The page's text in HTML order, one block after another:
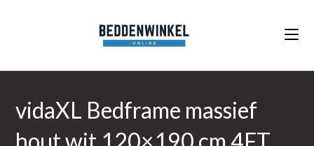
vidaXL Bedframe massief